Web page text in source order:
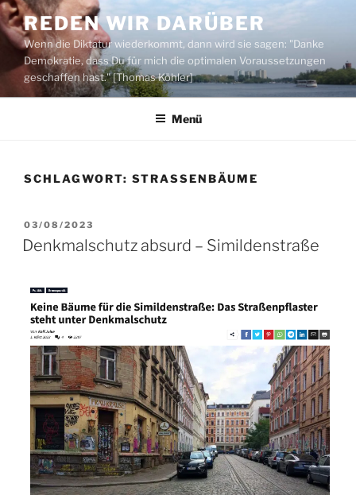
Zum
Inhalt
springen
REDEN WIR DARÜBER
Wenn die Diktatur wiederkommt, dann wird sie sagen: "Danke
Demokratie, dass Du für mich die optimalen Voraussetzungen
geschaffen hast." [Thomas Köhler]
Menü
SCHLAGWORT: STRASSENBÄUME
VERÖFFENTLICHT
AM
03/08/2023
Denkmalschutz absurd – Simildenstraße